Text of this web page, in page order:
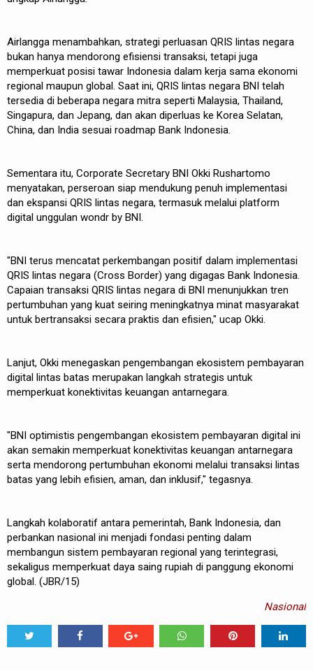
Airlangga menambahkan, strategi perluasan QRIS lintas negara
bukan hanya mendorong efisiensi transaksi, tetapi juga
memperkuat posisi tawar Indonesia dalam kerja sama ekonomi
regional maupun global. Saat ini, QRIS lintas negara BNI telah
tersedia di beberapa negara mitra seperti Malaysia, Thailand,
Singapura, dan Jepang, dan akan diperluas ke Korea Selatan,
China, dan India sesuai roadmap Bank Indonesia.
Sementara itu, Corporate Secretary BNI Okki Rushartomo
menyatakan, perseroan siap mendukung penuh implementasi
dan ekspansi QRIS lintas negara, termasuk melalui platform
digital unggulan wondr by BNI.
"BNI terus mencatat perkembangan positif dalam implementasi
QRIS lintas negara (Cross Border) yang digagas Bank Indonesia.
Capaian transaksi QRIS lintas negara di BNI menunjukkan tren
pertumbuhan yang kuat seiring meningkatnya minat masyarakat
untuk bertransaksi secara praktis dan efisien," ucap Okki.
Lanjut, Okki menegaskan pengembangan ekosistem pembayaran
digital lintas batas merupakan langkah strategis untuk
memperkuat konektivitas keuangan antarnegara.
"BNI optimistis pengembangan ekosistem pembayaran digital ini
akan semakin memperkuat konektivitas keuangan antarnegara
serta mendorong pertumbuhan ekonomi melalui transaksi lintas
batas yang lebih efisien, aman, dan inklusif," tegasnya.
Langkah kolaboratif antara pemerintah, Bank Indonesia, dan
perbankan nasional ini menjadi fondasi penting dalam
membangun sistem pembayaran regional yang terintegrasi,
sekaligus memperkuat daya saing rupiah di panggung ekonomi
global. (JBR/15)
Nasional